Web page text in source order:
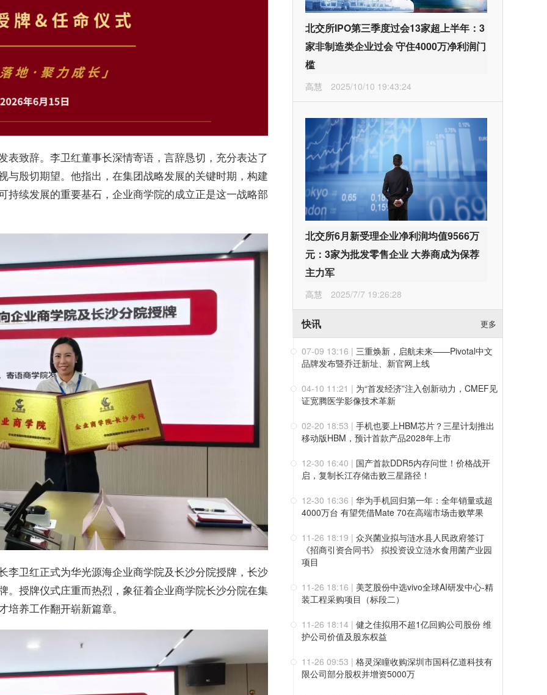
表致辞。李卫红董事长深情寄语，言辞恳切，充分表达了
与殷切期望。他指出，在集团战略发展的关键时期，构建
持续发展的重要基石，企业商学院的成立正是这一战略部
李卫红正式为华光源海企业商学院及长沙分院授牌，长沙
。授牌仪式庄重而热烈，象征着企业商学院长沙分院在集
培养工作翻开崭新篇章。
北交所IPO第三季度过会13家超上半年：3
家非制造类企业过会 守住4000万净利润门
槛
高慧 2025/10/10 19:43:24
北交所6月新受理企业净利润均值9566万
元：3家为批发零售企业 大券商成为保荐
主力军
高慧 2025/7/7 19:26:28
快讯 更多
07-09 13:16 | 三重焕新，启航未来——Pivotal中文
品牌发布暨乔迁新址、新官网上线
04-10 11:21 | 为“首发经济”注入创新动力，CMEF见
证宽腾医学影像技术革新
02-20 18:53 | 手机也要上HBM芯片？三星计划推出
移动版HBM，预计首款产品2028年上市
12-30 16:40 | 国产首款DDR5内存问世！价格战开
启，复制长江存储击败三星路径！
12-30 16:36 | 华为手机回归第一年：全年销量或超
4000万台 有望凭借Mate 70在高端市场击败苹果
11-26 18:19 | 众兴菌业拟与涟水县人民政府签订
《招商引资合同书》 拟投资设立涟水食用菌产业园
项目
11-26 18:16 | 美芝股份中选vivo全球AI研发中心-精
装工程采购项目（标段二）
11-26 18:14 | 健之佳拟用不超1亿回购公司股份 维
护公司价值及股东权益
11-26 09:53 | 格灵深瞳收购深圳市国科亿道科技有
限公司部分股权并增资5000万